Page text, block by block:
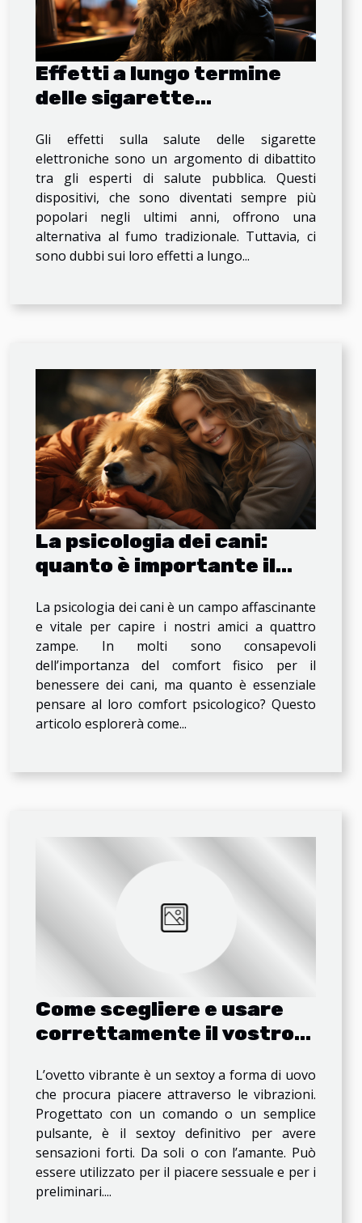
Effetti a lungo termine
delle sigarette
Gli effetti sulla salute delle sigarette
elettroniche sono un argomento di dibattito
tra gli esperti di salute pubblica. Questi
dispositivi, che sono diventati sempre più
popolari negli ultimi anni, offrono una
alternativa al fumo tradizionale. Tuttavia, ci
sono dubbi sui loro effetti a lungo...
La psicologia dei cani:
quanto è importante il
La psicologia dei cani è un campo affascinante
e vitale per capire i nostri amici a quattro
zampe. In molti sono consapevoli
dell’importanza del comfort fisico per il
benessere dei cani, ma quanto è essenziale
pensare al loro comfort psicologico? Questo
articolo esplorerà come...
Come scegliere e usare
correttamente il vostro
L’ovetto vibrante è un sextoy a forma di uovo
che procura piacere attraverso le vibrazioni.
Progettato con un comando o un semplice
pulsante, è il sextoy definitivo per avere
sensazioni forti. Da soli o con l’amante. Può
essere utilizzato per il piacere sessuale e per i
preliminari....